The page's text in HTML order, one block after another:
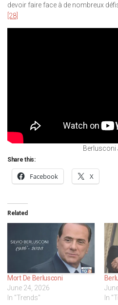
devoir faire face à de nombreux
[28]
Berlusconi
Share this:
Facebook X
Related
Mort De Berlusconi
June 24, 2026
In "Trends"
In